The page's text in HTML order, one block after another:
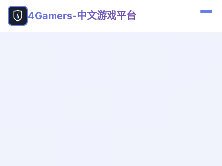
4Gamers-中文游戏平台